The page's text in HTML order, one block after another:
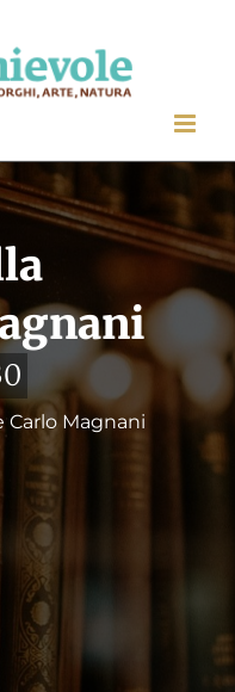
Carlo Magnani